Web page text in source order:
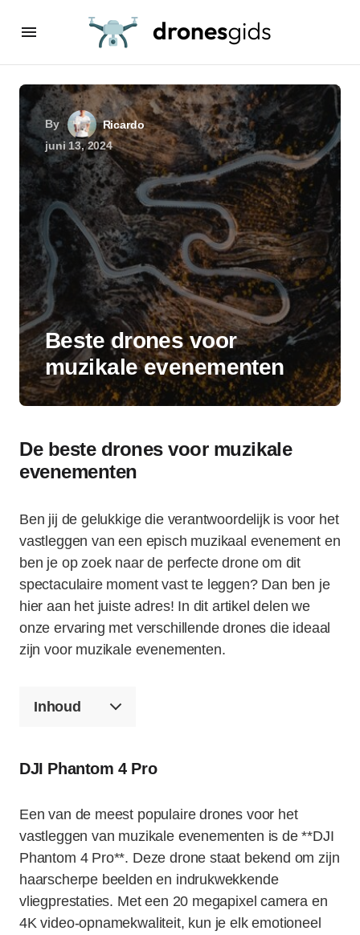
By
Ricardo
juni 13, 2024
Beste drones voor
muzikale evenementen
De beste drones voor muzikale
evenementen
Ben jij de gelukkige die verantwoordelijk is voor het
vastleggen van een episch muzikaal evenement en
ben je op zoek naar de perfecte drone om dit
spectaculaire moment vast te leggen? Dan ben je
hier aan het juiste adres! In dit artikel delen we
onze ervaring met verschillende drones die ideaal
zijn voor muzikale evenementen.
Inhoud
DJI Phantom 4 Pro
Een van de meest populaire drones voor het
vastleggen van muzikale evenementen is de **DJI
Phantom 4 Pro**. Deze drone staat bekend om zijn
haarscherpe beelden en indrukwekkende
vliegprestaties. Met een 20 megapixel camera en
4K video-opnamekwaliteit, kun je elk emotioneel